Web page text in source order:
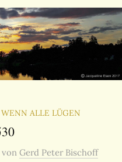
WENN ALLE LÜGEN
von Gerd Peter Bischoff